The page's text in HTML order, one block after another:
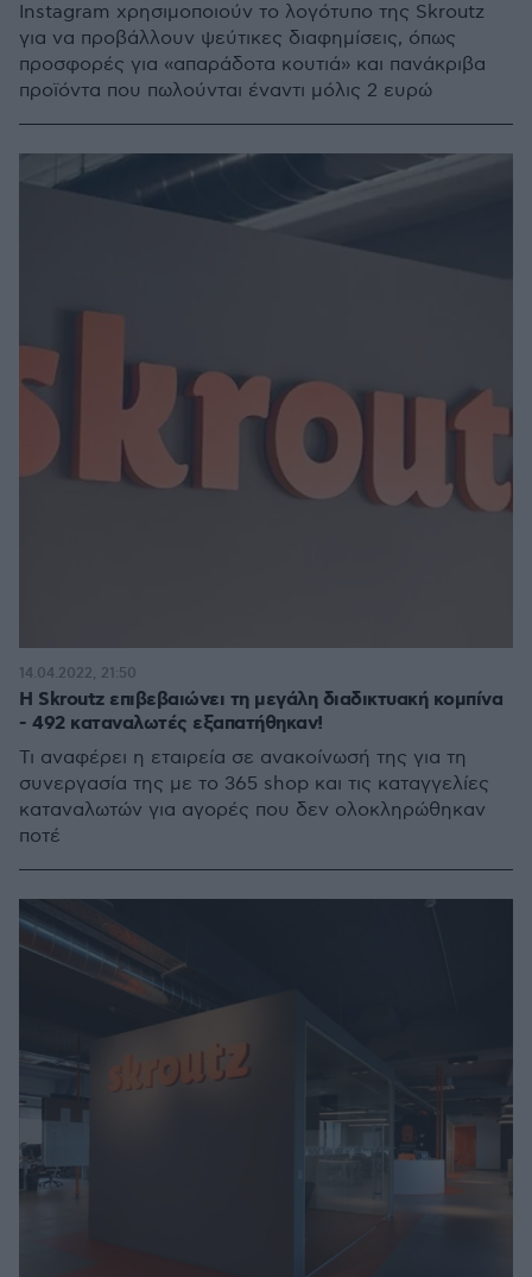
Instagram χρησιμοποιούν το λογότυπο της Skroutz
για να προβάλλουν ψεύτικες διαφημίσεις, όπως
προσφορές για «απαράδοτα κουτιά» και πανάκριβα
προϊόντα που πωλούνται έναντι μόλις 2 ευρώ
Η Skroutz επιβεβαιώνει τη μεγάλη διαδικτυακή κομπίνα
- 492 καταναλωτές εξαπατήθηκαν!
Τι αναφέρει η εταιρεία σε ανακοίνωσή της για τη
συνεργασία της με το 365 shop και τις καταγγελίες
καταναλωτών για αγορές που δεν ολοκληρώθηκαν
ποτέ
14.04.2022, 21:50